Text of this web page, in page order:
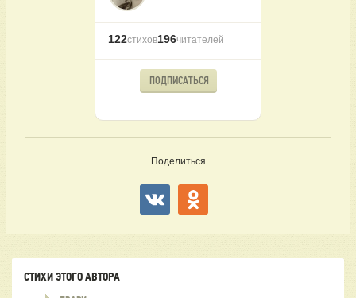
122стихов196читателей
ПОДПИСАТЬСЯ
Поделиться
СТИХИ ЭТОГО АВТОРА